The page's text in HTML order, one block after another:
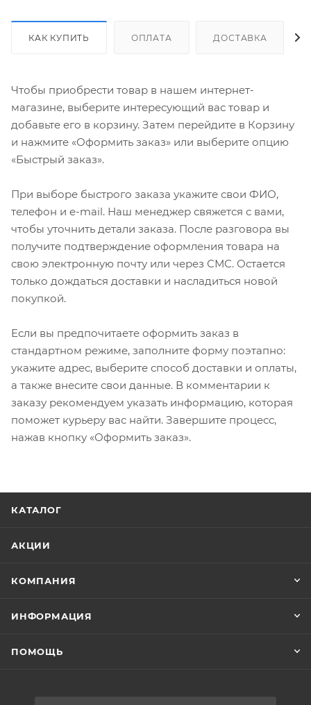
КАК КУПИТЬ ОПЛАТА ДОСТАВКА
Чтобы приобрести товар в нашем интернет-
магазине, выберите интересующий вас товар и
добавьте его в корзину. Затем перейдите в Корзину
и нажмите «Оформить заказ» или выберите опцию
«Быстрый заказ».
При выборе быстрого заказа укажите свои ФИО,
телефон и e-mail. Наш менеджер свяжется с вами,
чтобы уточнить детали заказа. После разговора вы
получите подтверждение оформления товара на
свою электронную почту или через СМС. Остается
только дождаться доставки и насладиться новой
покупкой.
Если вы предпочитаете оформить заказ в
стандартном режиме, заполните форму поэтапно:
укажите адрес, выберите способ доставки и оплаты,
а также внесите свои данные. В комментарии к
заказу рекомендуем указать информацию, которая
поможет курьеру вас найти. Завершите процесс,
нажав кнопку «Оформить заказ».
КАТАЛОГ
АКЦИИ
КОМПАНИЯ
ИНФОРМАЦИЯ
ПОМОЩЬ